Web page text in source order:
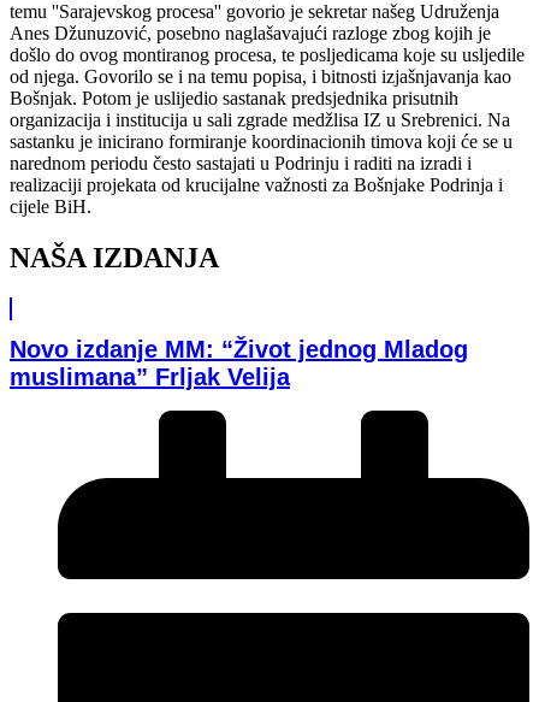
temu ''Sarajevskog procesa'' govorio je sekretar našeg Udruženja
Anes Džunuzović, posebno naglašavajući razloge zbog kojih je
došlo do ovog montiranog procesa, te posljedicama koje su usljedile
od njega. Govorilo se i na temu popisa, i bitnosti izjašnjavanja kao
Bošnjak. Potom je uslijedio sastanak predsjednika prisutnih
organizacija i institucija u sali zgrade medžlisa IZ u Srebrenici. Na
sastanku je inicirano formiranje koordinacionih timova koji će se u
narednom periodu često sastajati u Podrinju i raditi na izradi i
realizaciji projekata od krucijalne važnosti za Bošnjake Podrinja i
cijele BiH.
NAŠA IZDANJA
Novo izdanje MM: “Život jednog Mladog
muslimana” Frljak Velija